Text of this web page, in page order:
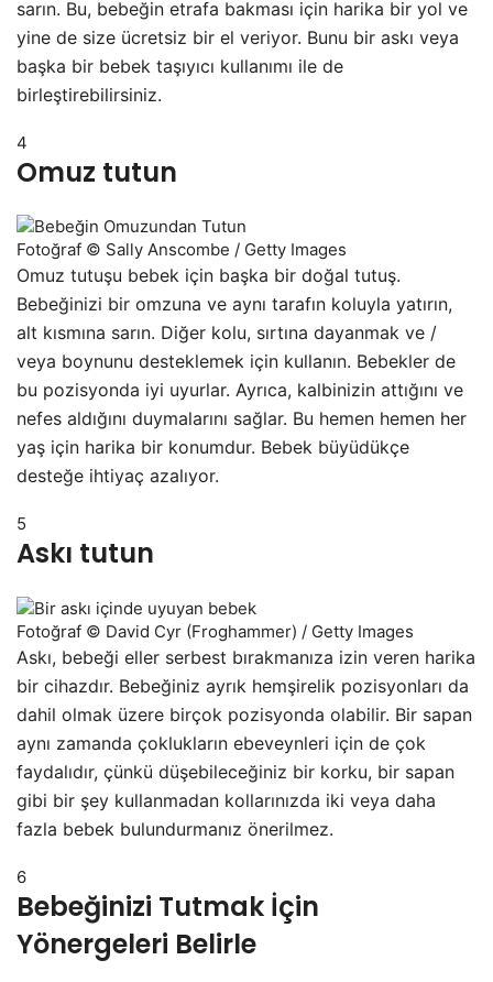
sarın. Bu, bebeğin etrafa bakması için harika bir yol ve
yine de size ücretsiz bir el veriyor. Bunu bir askı veya
başka bir bebek taşıyıcı kullanımı ile de
birleştirebilirsiniz.
4
Omuz tutun
Fotoğraf © Sally Anscombe / Getty Images
Omuz tutuşu bebek için başka bir doğal tutuş.
Bebeğinizi bir omzuna ve aynı tarafın koluyla yatırın,
alt kısmına sarın. Diğer kolu, sırtına dayanmak ve /
veya boynunu desteklemek için kullanın. Bebekler de
bu pozisyonda iyi uyurlar. Ayrıca, kalbinizin attığını ve
nefes aldığını duymalarını sağlar. Bu hemen hemen her
yaş için harika bir konumdur. Bebek büyüdükçe
desteğe ihtiyaç azalıyor.
5
Askı tutun
Fotoğraf © David Cyr (Froghammer) / Getty Images
Askı, bebeği eller serbest bırakmanıza izin veren harika
bir cihazdır. Bebeğiniz ayrık hemşirelik pozisyonları da
dahil olmak üzere birçok pozisyonda olabilir. Bir sapan
aynı zamanda çoklukların ebeveynleri için de çok
faydalıdır, çünkü düşebileceğiniz bir korku, bir sapan
gibi bir şey kullanmadan kollarınızda iki veya daha
fazla bebek bulundurmanız önerilmez.
6
Bebeğinizi Tutmak İçin
Yönergeleri Belirle